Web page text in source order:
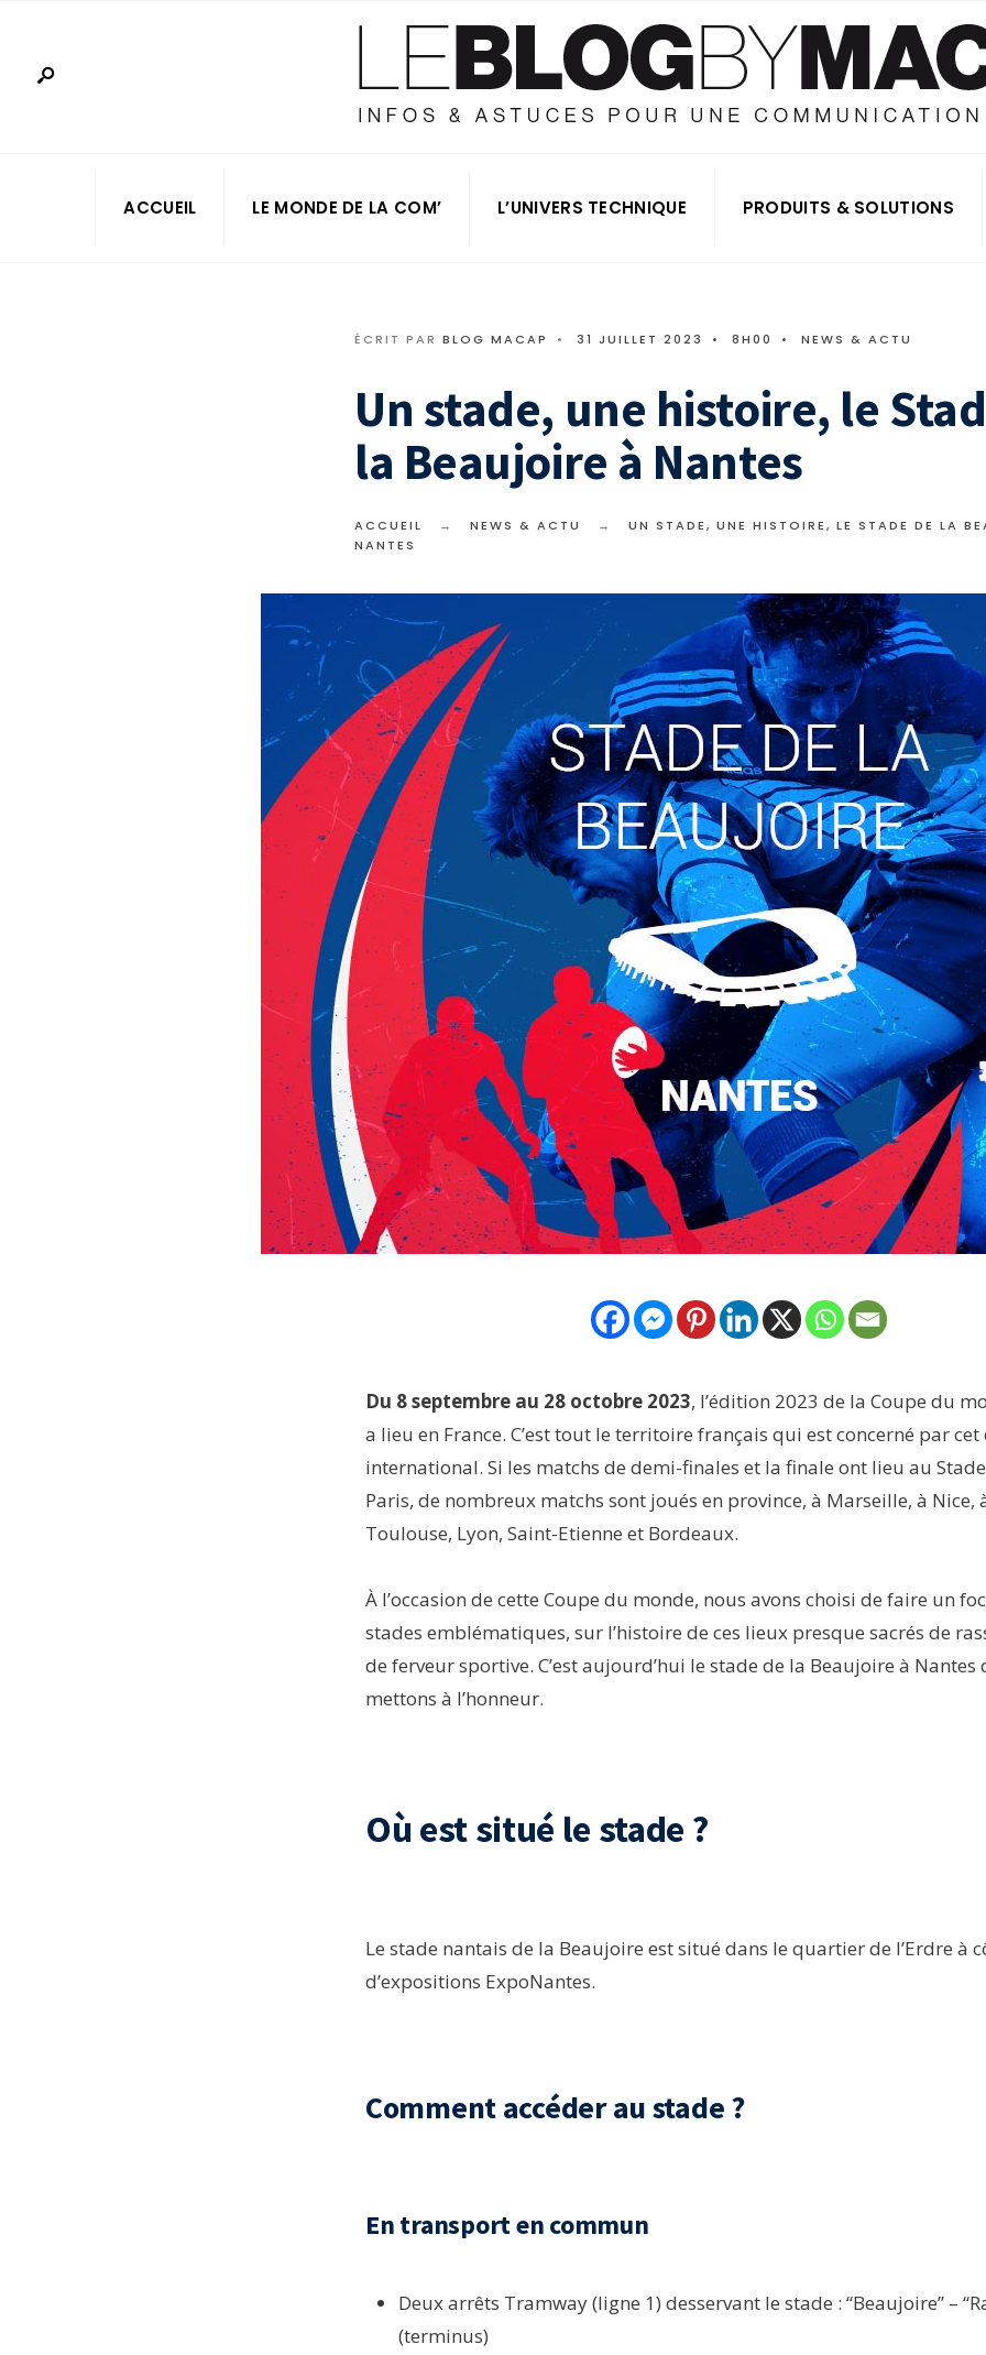
ACCUEIL LE MONDE DE LA COM’ L’UNIVERS TECHNIQUE PRODUITS & SOLUTIONS
ÉCRIT PAR BLOG MACAP • 31 JUILLET 2023 • 8H00 • NEWS & ACTU
Un stade, une histoire, le
la Beaujoire à Nantes
ACCUEIL NEWS & ACTU
UN STADE, UNE HISTOIRE, LE STADE DE LA
NANTES
Du 8 septembre au 28 octobre 2023, l’édition 2023 de la Coupe du
a lieu en France. C’est tout le territoire français qui est concerné par cet
international. Si les matchs de demi-finales et la finale ont lieu au Stade
Paris, de nombreux matchs sont joués en province, à Marseille, à Nice,
Toulouse, Lyon, Saint-Etienne et Bordeaux.
À l’occasion de cette Coupe du monde, nous avons choisi de faire un
stades emblématiques, sur l’histoire de ces lieux presque sacrés de
de ferveur sportive. C’est aujourd’hui le stade de la Beaujoire à Nantes
mettons à l’honneur.
Où est situé le stade ?
Le stade nantais de la Beaujoire est situé dans le quartier de l’Erdre à
d’expositions ExpoNantes.
Comment accéder au stade ?
En transport en commun
Deux arrêts Tramway (ligne 1) desservant le stade : “Beaujoire” –
(terminus)